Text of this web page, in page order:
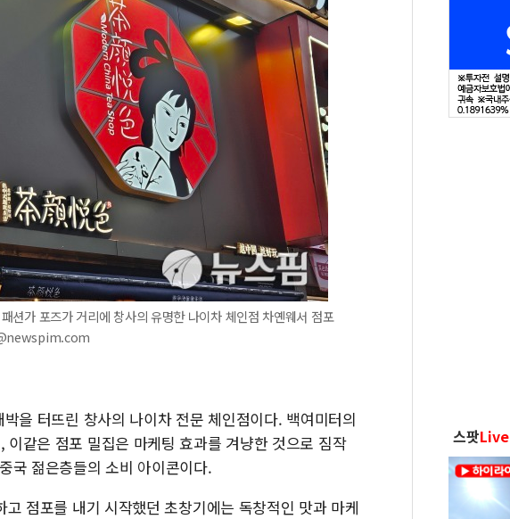
션가 포즈가 거리에 창사의 유명한 나이차 체인점 차옌웨서 점포
을 터뜨린 창사의 나이차 전문 체인점이다. 백여미터의
같은 점포 밀집은 마케팅 효과를 겨냥한 것으로 짐작
국 젊은층들의 소비 아이콘이다.
점포를 내기 시작했던 초창기에는 독창적인 맛과 마케
스팟Live